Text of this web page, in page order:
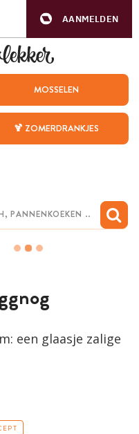
AANMELDEN
MOSSELEN
🍹 ZOMERDRANKJES
een glaasje zalige